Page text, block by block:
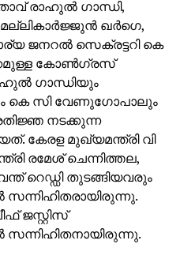
രാഹുല്‍ ഗാന്ധി,
ഖര്‍ഗെ,
ജനറല്‍ സെക്രട്ടറി കെ
കോണ്‍ഗ്രസ്
ഗാന്ധിയും
കെ സി വേണുഗോപാലും
നടക്കുന്ന
കേരള മുഖ്യമന്ത്രി വി
രമേശ് ചെന്നിത്തല,
റെഡ്ഡി തുടങ്ങിയവരും
ജസ്റ്റിസ്